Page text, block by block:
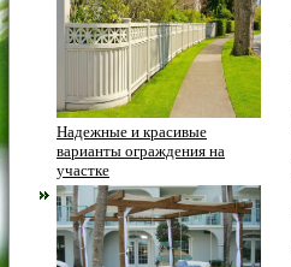
Надежные и красивые
варианты ограждения на
участке